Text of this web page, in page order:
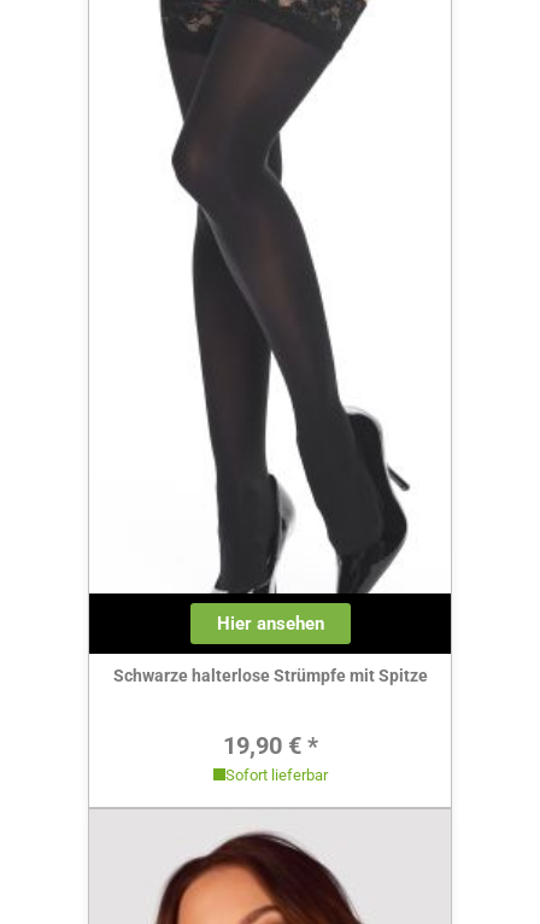
Hier ansehen
Schwarze halterlose Strümpfe mit Spitze
Regulärer Preis:
19,90 € *
Sofort lieferbar